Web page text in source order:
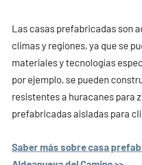
Las casas prefabricadas son
climas y regiones, ya que se
materiales y tecnologías
por ejemplo, se pueden
resistentes a huracanes para
prefabricadas aisladas para
Saber más sobre casa